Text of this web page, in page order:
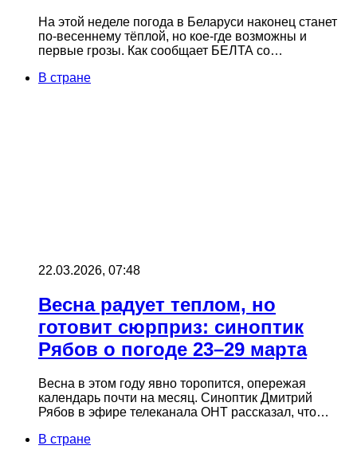
На этой неделе погода в Беларуси наконец станет
по-весеннему тёплой, но кое-где возможны и
первые грозы. Как сообщает БЕЛТА со…
В стране
22.03.2026, 07:48
Весна радует теплом, но
готовит сюрприз: синоптик
Рябов о погоде 23–29 марта
Весна в этом году явно торопится, опережая
календарь почти на месяц. Синоптик Дмитрий
Рябов в эфире телеканала ОНТ рассказал, что…
В стране